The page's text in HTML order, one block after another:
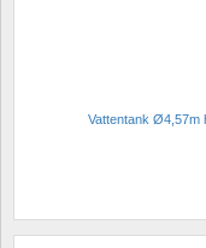
Vattentank Ø4,57m